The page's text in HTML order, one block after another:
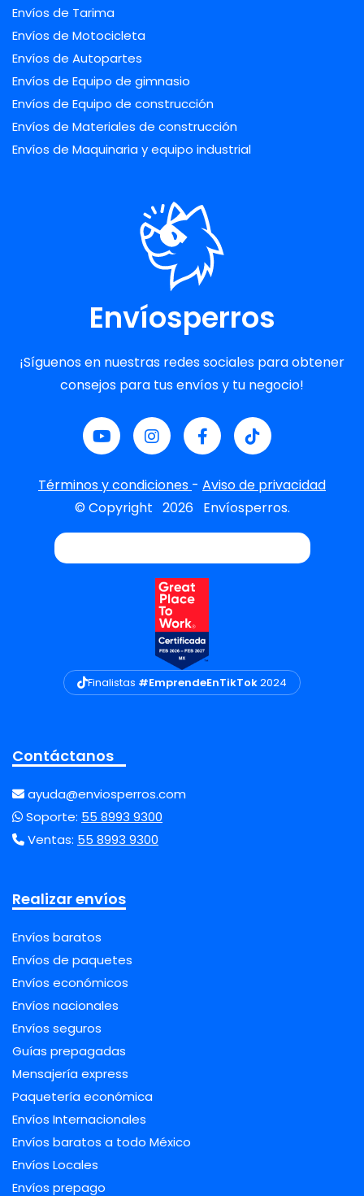
Envíos de Tarima
Envíos de Motocicleta
Envíos de Autopartes
Envíos de Equipo de gimnasio
Envíos de Equipo de construcción
Envíos de Materiales de construcción
Envíos de Maquinaria y equipo industrial
Envíosperros
¡Síguenos en nuestras redes sociales para obtener
consejos para tus envíos y tu negocio!
Términos y condiciones - Aviso de privacidad
© Copyright 2026 Envíosperros.
Finalistas #EmprendeEnTikTok2024
Contáctanos
ayuda@enviosperros.com
Soporte: 55 8993 9300
Ventas: 55 8993 9300
Realizar envíos
Envíos baratos
Envíos de paquetes
Envíos económicos
Envíos nacionales
Envíos seguros
Guías prepagadas
Mensajería express
Paquetería económica
Envíos Internacionales
Envíos baratos a todo México
Envíos Locales
Envíos prepago